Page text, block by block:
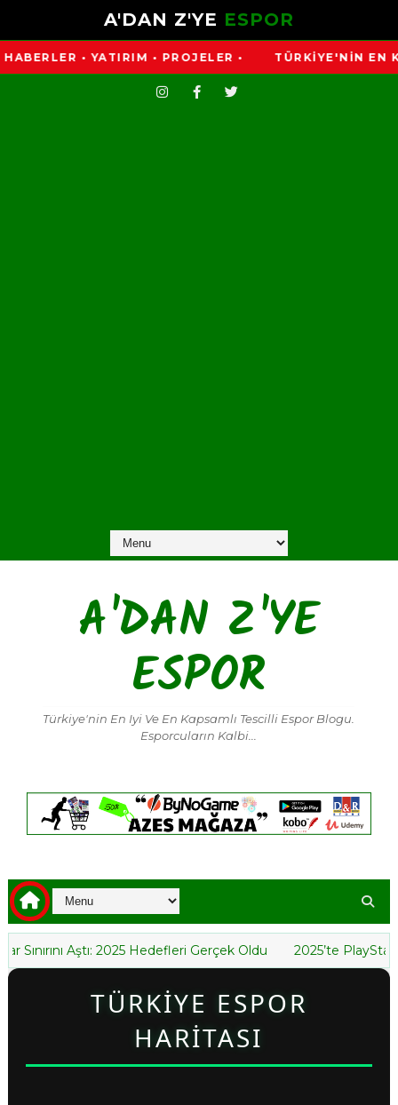
A'DAN Z'YE ESPOR
• YATIRIM • PROJELER • TÜRKİYE'NİN EN
A'DAN Z'YE
ESPOR
Türkiye'nin En Iyi Ve En Kapsamlı Tescilli Espor Blogu.
Esporcuların Kalbi...
Aştı: 2025 Hedefleri Gerçek Oldu 2025’te PlayStation’da
TÜRKİYE ESPOR
HARİTASI